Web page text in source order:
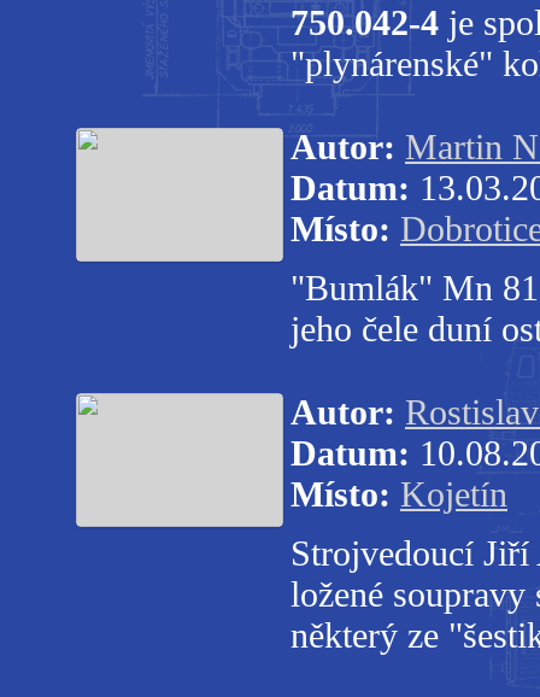
750.042-4 je
"plynárenské"
Autor: Martin
Datum:
Místo:
"Bumlák" Mn
jeho čele duní
Autor:
Datum:
Místo: Kojetín
Strojvedoucí
ložené
některý ze